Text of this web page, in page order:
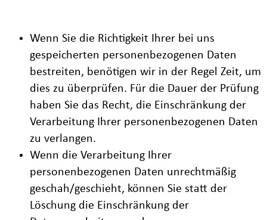
Wenn Sie die Richtigkeit Ihrer bei uns
gespeicherten personenbezogenen Daten
bestreiten, benötigen wir in der Regel Zeit, um
dies zu überprüfen. Für die Dauer der Prüfung
haben Sie das Recht, die Einschränkung der
Verarbeitung Ihrer personenbezogenen Daten
zu verlangen.
Wenn die Verarbeitung Ihrer
personenbezogenen Daten unrechtmäßig
geschah/geschieht, können Sie statt der
Löschung die Einschränkung der